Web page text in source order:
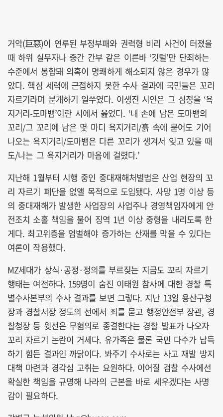
거악(巨惡)이 연루된 부정부패와 권력형 비리 사건이 터졌을
때 하위 실무자나 중간 간부 같은 이른바 ‘깃털’만 단죄하는
수준에서 봉합돼 의혹이 명쾌하게 해소되지 않은 경우가 많
았다. 핵심 세력에 근접하지 못한 수사 결과에 국민들은 꼬리
자르기라며 분개하기 일쑤였다. 이생진 시인은 그 심정을 ‘욕
지거리-도마뱀’이란 시에서 읊었다. ‘내 손에 남은 도마뱀의
꼬리/그 꼬리에 남은 몇 마디 욕지거리/흙 속에 묻어도 기어
나오는 욕지거리/도마뱀은 다른 꼬리가 생겨서 잊고 있을 때
도/나는 그 욕지거리가 마음에 걸렸다.’
지난해 1월부터 시행 중인 중대재해처벌법은 산업 현장의 꼬
리 자르기 폐단을 없앨 목적으로 도입됐다. 사망 1명 이상 등
의 중대재해가 발생한 사업장의 사업주나 경영책임자에게 안
전조치 소홀 책임을 물어 징역 1년 이상 중형을 내리도록 한
게다. 최고위층을 엄벌해야 증가하는 산재를 막을 수 있다는
여론이 작용했다.
MZ세대가 상식·공정·정의를 부르짖는 지금도 꼬리 자르기
행태는 여전하다. 159명이 숨진 이태원 참사에 대한 경찰 특
별수사본부의 수사 결과를 보면 그렇다. 지난 13일 용산구청
장과 경찰서장 정도의 선에서 죄를 묻고 행정안전부 장관, 경
찰청장 등 윗선은 무혐의로 종결한다는 경찰 발표가 나오자
꼬리 자르기 논란이 거세다. 유가족은 물론 국민 다수가 납득
하기 힘든 결과인 까닭이다. 봐주기 수사로는 사고 재발 방지
대책 마련과 경각심 고취는 요원하다. 이어질 검찰 수사에선
확실한 책임을 규명해 나라의 근본을 바로 세우겠다는 사명
감이 필요하다.